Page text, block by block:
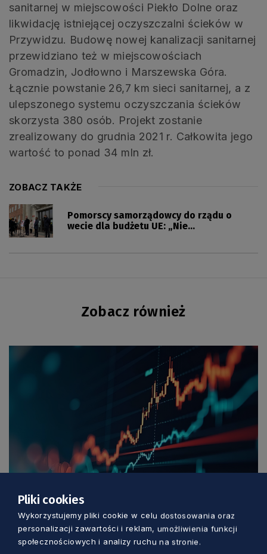
sanitarnej w miejscowości Piekło Dolne oraz
likwidację istniejącej oczyszczalni ścieków w
Przywidzu. Budowę nowej kanalizacji sanitarnej
przewidziano też w miejscowościach
Gromadzin, Jodłowno i Marszewska Góra.
Łącznie powstanie 26,7 km sieci sanitarnej, a z
ulepszonego systemu oczyszczania ścieków
skorzysta 380 osób. Projekt zostanie
zrealizowany do grudnia 2021 r. Całkowita jego
wartość to ponad 34 mln zł.
ZOBACZ TAKŻE
Pomorscy samorządowcy do rządu o
wecie dla budżetu UE: „Nie
Zobacz również
GOSPODARKA
Amerykanie inwestują nad Motławą. W
Gdańsku powstanie centrum finansowe
Pliki cookies
Wykorzystujemy pliki cookie w celu dostosowania oraz
personalizacji zawartości i reklam, umożliwienia funkcji
społecznościowych i analizy ruchu na stronie.